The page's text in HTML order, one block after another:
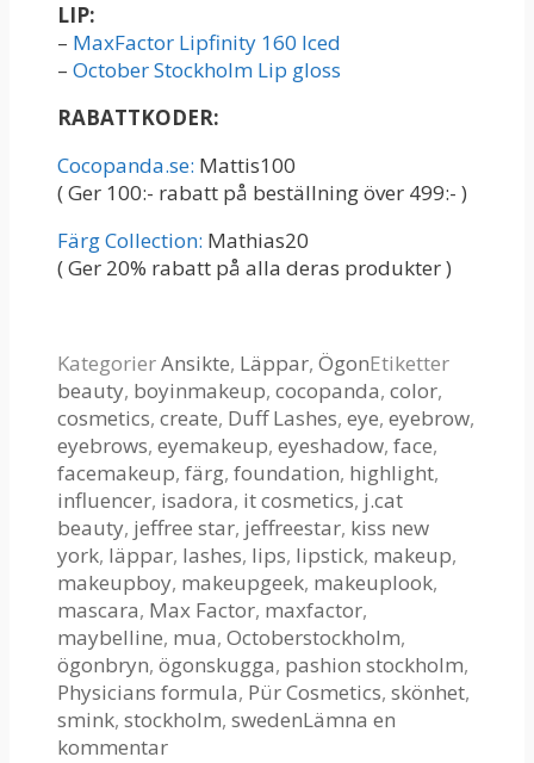
LIP:
– MaxFactor Lipfinity 160 Iced
– October Stockholm Lip gloss
RABATTKODER:
Cocopanda.se: Mattis100
( Ger 100:- rabatt på beställning över 499:- )
Färg Collection: Mathias20
( Ger 20% rabatt på alla deras produkter )
KategorierAnsikte, Läppar, ÖgonEtiketter
beauty, boyinmakeup, cocopanda, color,
cosmetics, create, Duff Lashes, eye, eyebrow,
eyebrows, eyemakeup, eyeshadow, face,
facemakeup, färg, foundation, highlight,
influencer, isadora, it cosmetics, j.cat
beauty, jeffree star, jeffreestar, kiss new
york, läppar, lashes, lips, lipstick, makeup,
makeupboy, makeupgeek, makeuplook,
mascara, Max Factor, maxfactor,
maybelline, mua, Octoberstockholm,
ögonbryn, ögonskugga, pashion stockholm,
Physicians formula, Pür Cosmetics, skönhet,
smink, stockholm, swedenLämna en
kommentar